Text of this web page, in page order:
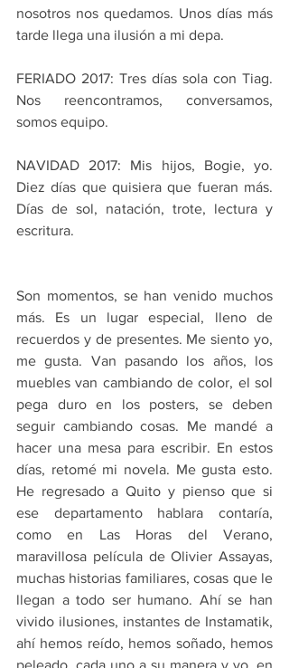
nosotros nos quedamos. Unos días más
tarde llega una ilusión a mi depa.
FERIADO 2017: Tres días sola con Tiag.
Nos reencontramos, conversamos,
somos equipo.
NAVIDAD 2017: Mis hijos, Bogie, yo.
Diez días que quisiera que fueran más.
Días de sol, natación, trote, lectura y
escritura.
Son momentos, se han venido muchos
más. Es un lugar especial, lleno de
recuerdos y de presentes. Me siento yo,
me gusta. Van pasando los años, los
muebles van cambiando de color, el sol
pega duro en los posters, se deben
seguir cambiando cosas. Me mandé a
hacer una mesa para escribir. En estos
días, retomé mi novela. Me gusta esto.
He regresado a Quito y pienso que si
ese departamento hablara contaría,
como en Las Horas del Verano,
maravillosa película de Olivier Assayas,
muchas historias familiares, cosas que le
llegan a todo ser humano. Ahí se han
vivido ilusiones, instantes de Instamatik,
ahí hemos reído, hemos soñado, hemos
peleado, cada uno a su manera y yo, en